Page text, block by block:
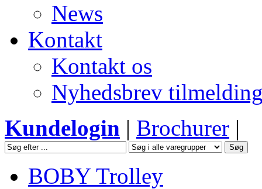
News
Kontakt
Kontakt os
Nyhedsbrev
Kundelogin | Brochurer |
BOBY Trolley